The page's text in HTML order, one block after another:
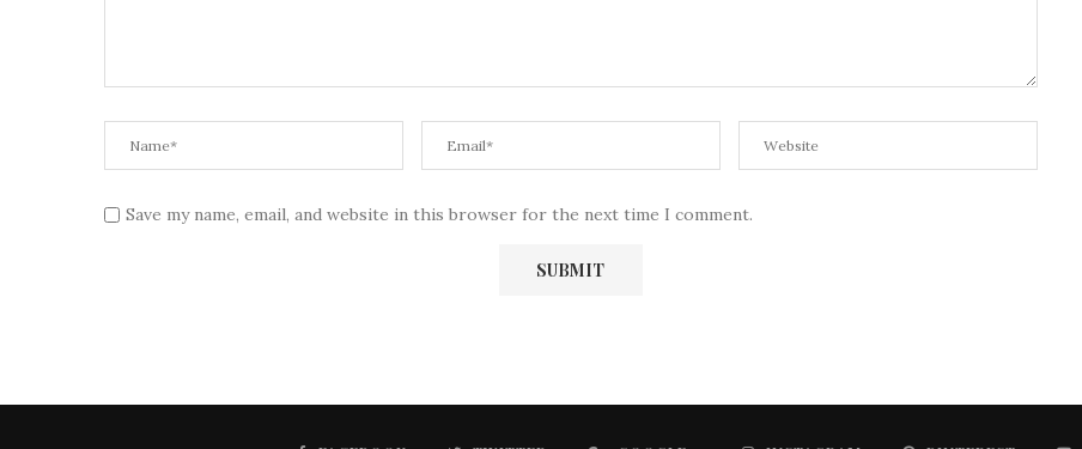
Save my name, email, and website in this browser for the next time I comment.